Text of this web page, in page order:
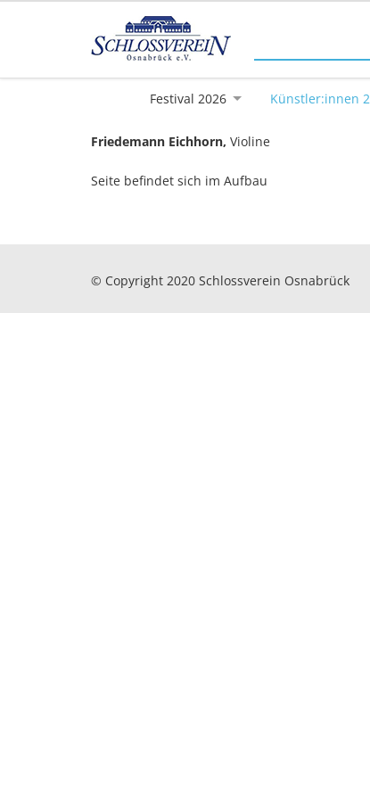
Festival 2026 Künstler:innen
Friedemann Eichhorn, Violine
Seite befindet sich im Aufbau
© Copyright 2020 Schlossverein Osnabrück